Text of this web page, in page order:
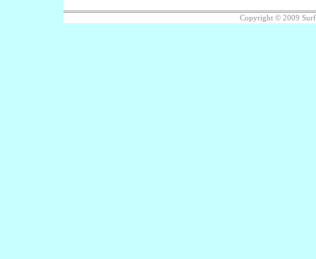
Copyright © 2009